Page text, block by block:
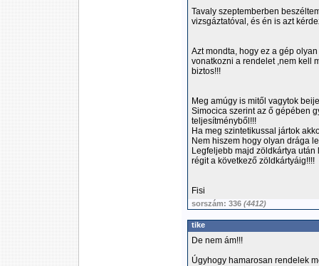
Tavaly szeptemberben
vizsgáztatóval, és én is azt
Azt mondta, hogy ez a gép
vonatkozni a rendelet ,nem kell
biztos!!!
Meg amúgy is mitől vagytok
Simocica szerint az ő gépében
teljesítményből!!!
Ha meg szintetikussal jártok
Nem hiszem hogy olyan drága
Legfeljebb majd zöldkártya
régit a következő zöldkártyáig!!!!
Fisi
sorszám: 336 (4412)
tike
De nem ám!!!
Úgyhogy hamarosan rendelek